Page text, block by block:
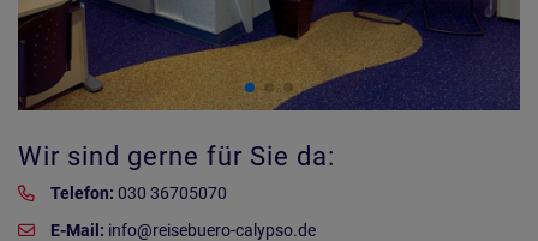
Wir sind gerne für Sie da:
Telefon: 030 36705070
E-Mail: info@reisebuero-calypso.de